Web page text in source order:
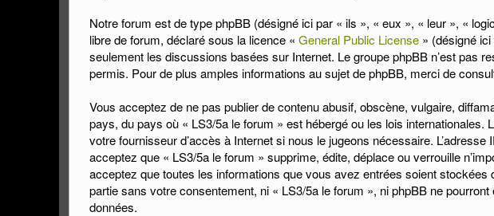
Notre forum est de type phpBB (désigné ici par « ils », « eux », « leur », «
libre de forum, déclaré sous la licence « General Public License » (désigné
seulement les discussions basées sur Internet. Le groupe phpBB n’est pas
permis. Pour de plus amples informations au sujet de phpBB, merci de
Vous acceptez de ne pas publier de contenu abusif, obscène, vulgaire,
pays, du pays où « LS3/5a le forum » est hébergé ou les lois
votre fournisseur d’accès à Internet si nous le jugeons nécessaire.
acceptez que « LS3/5a le forum » supprime, édite, déplace ou verrouille
acceptez que toutes les informations que vous avez entrées soient
partie sans votre consentement, ni « LS3/5a le forum », ni phpBB ne
données.